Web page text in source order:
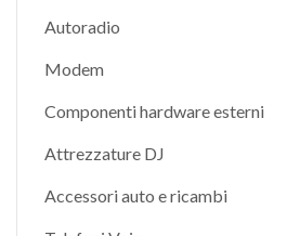
Autoradio
Modem
Componenti hardware esterni
Attrezzature DJ
Accessori auto e ricambi